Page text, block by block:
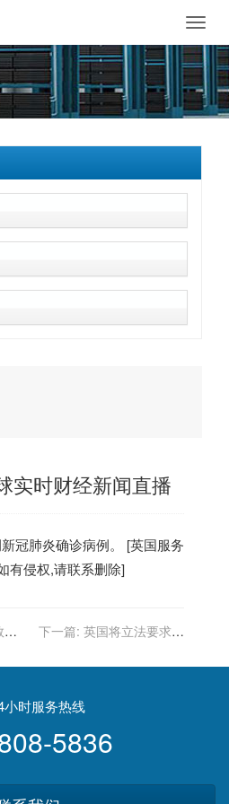
实时财经新闻直播
冠肺炎确诊病例。 [英国服务
有侵权,请联系删除]
字
下一篇: 英国将立法要求所
备智能充电桩
小时服务热线
5836